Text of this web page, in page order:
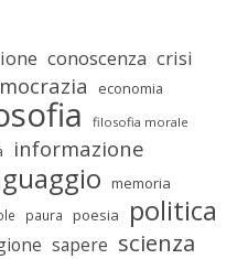
conoscenza crisi
economia
filosofia morale
informazione
memoria
paura poesia politica
sapere scienza